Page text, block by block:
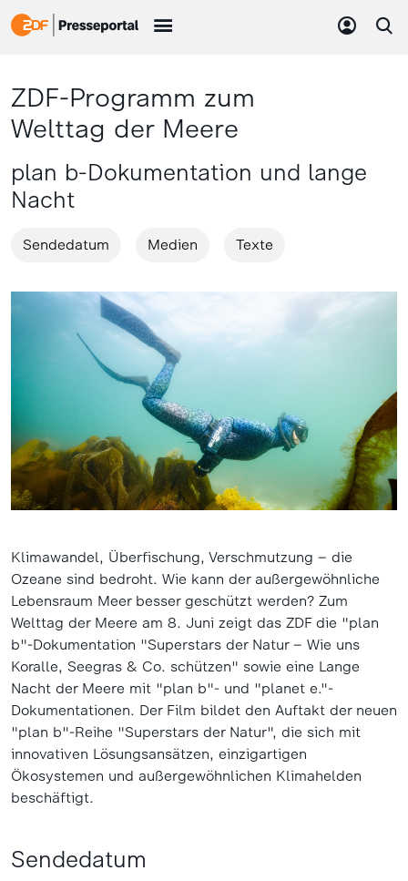
ZDF-Programm zum
Welttag der Meere
plan b-Dokumentation und lange
Nacht
Sendedatum Medien Texte
Klimawandel, Überfischung, Verschmutzung – die
Ozeane sind bedroht. Wie kann der außergewöhnliche
Lebensraum Meer besser geschützt werden? Zum
Welttag der Meere am 8. Juni zeigt das ZDF die "plan
b"-Dokumentation "Superstars der Natur – Wie uns
Koralle, Seegras & Co. schützen" sowie eine Lange
Nacht der Meere mit "plan b"- und "planet e."-
Dokumentationen. Der Film bildet den Auftakt der neuen
"plan b"-Reihe "Superstars der Natur", die sich mit
innovativen Lösungsansätzen, einzigartigen
Ökosystemen und außergewöhnlichen Klimahelden
beschäftigt.
Sendedatum